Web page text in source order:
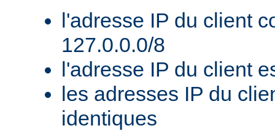
l'adresse IP du client
127.0.0.0/8
l'adresse IP du client
les adresses IP du
identiques